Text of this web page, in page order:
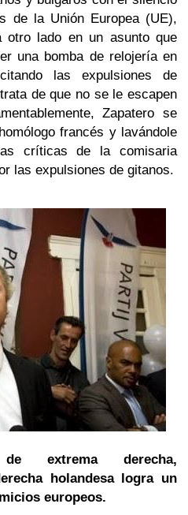
de la Unión Europea (UE),
otro lado en un asunto que
una bomba de relojería en
las expulsiones de
de que no se le escapen
Zapatero se
francés y lavándole
críticas de la comisaria
las expulsiones de gitanos.
extrema derecha,
holandesa logra un
europeos.